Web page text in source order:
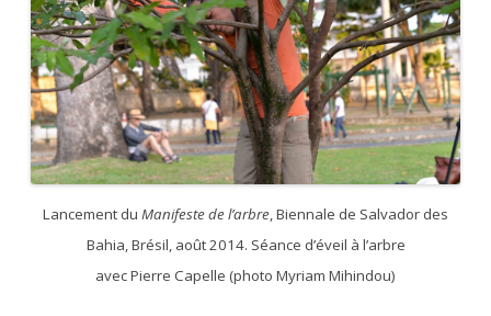
Lancement du Manifeste de l’arbre, Biennale de Salvador des
Bahia, Brésil, août 2014. Séance d’éveil à l’arbre
avec Pierre Capelle (photo Myriam Mihindou)